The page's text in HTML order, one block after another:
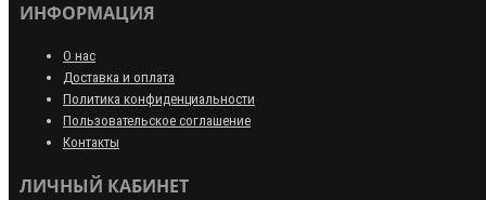
ИНФОРМАЦИЯ
О нас
Доставка и оплата
Политика конфиденциальности
Пользовательское соглашение
Контакты
ЛИЧНЫЙ КАБИНЕТ